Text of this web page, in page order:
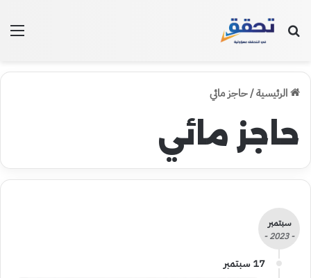
بحث عن
الرئيسية/حاجز مائي
حاجز مائي
سبتمبر
- 2023 -
17 سبتمبر